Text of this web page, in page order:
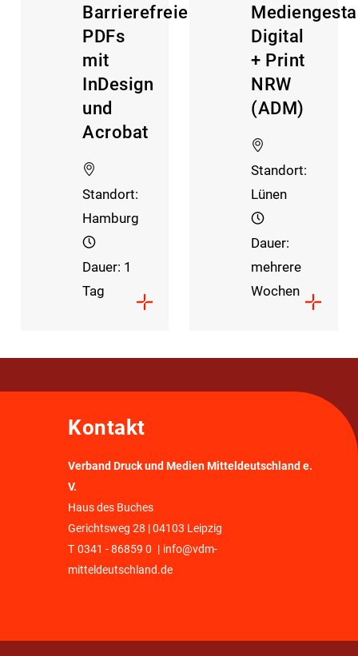
Barrierefreie
PDFs
mit
InDesign
und
Acrobat
Standort:
Hamburg
Dauer: 1
Tag
Digital
+ Print
NRW
(ADM)
Standort:
Lünen
Dauer:
mehrere
Wochen
Kontakt
Verband Druck und Medien Mitteldeutschland e.
V.
Haus des Buches
Gerichtsweg 28 | 04103 Leipzig
T 0341 - 86859 0 | info@vdm-
mitteldeutschland.de